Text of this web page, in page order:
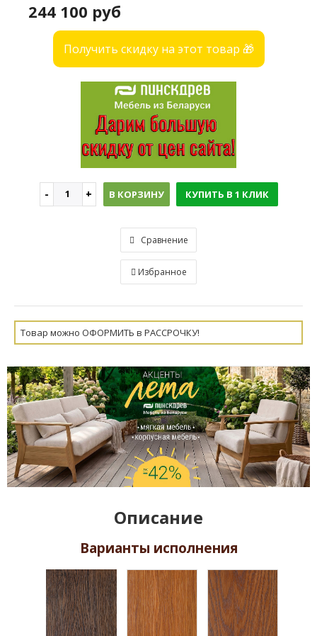
244 100 руб
Получить скидку на этот товар 🎁
В КОРЗИНУ КУПИТЬ В 1 КЛИК
Сравнение
Избранное
Товар можно ОФОРМИТЬ в РАССРОЧКУ!
Описание
Варианты исполнения